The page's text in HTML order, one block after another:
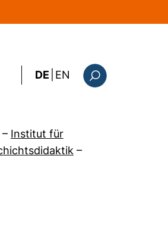
DE EN : the current page
– Institut für
–